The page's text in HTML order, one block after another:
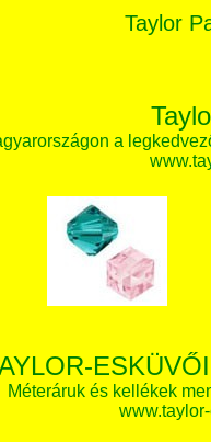
Taylor
a
Méteráruk és kellékek